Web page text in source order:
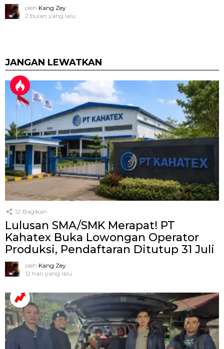
oleh Kang Zey
2 bulan yang lalu
JANGAN LEWATKAN
12 Bagikan
Lulusan SMA/SMK Merapat! PT
Kahatex Buka Lowongan Operator
Produksi, Pendaftaran Ditutup 31 Juli
oleh Kang Zey
12 hari yang lalu